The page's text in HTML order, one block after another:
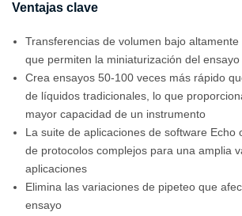
Ventajas clave
Transferencias de volumen bajo
que permiten la miniaturización del ensayo
Crea ensayos 50-100 veces más rápido
de líquidos tradicionales, lo que
mayor capacidad de un instrumento
La suite de aplicaciones de software Echo
de protocolos complejos para una amplia
aplicaciones
Elimina las variaciones de pipeteo que
ensayo